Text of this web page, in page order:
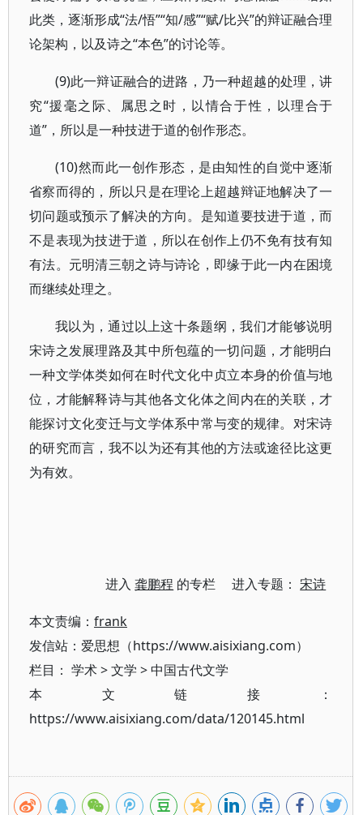
此类，逐渐形成“法/悟”“知/感”“赋/比兴”的辩证融合理
论架构，以及诗之“本色”的讨论等。
(9)此一辩证融合的进路，乃一种超越的处理，讲
究“援毫之际、属思之时，以情合于性，以理合于
道”，所以是一种技进于道的创作形态。
(10)然而此一创作形态，是由知性的自觉中逐渐
省察而得的，所以只是在理论上超越辩证地解决了一
切问题或预示了解决的方向。是知道要技进于道，而
不是表现为技进于道，所以在创作上仍不免有技有知
有法。元明清三朝之诗与诗论，即缘于此一内在困境
而继续处理之。
我以为，通过以上这十条题纲，我们才能够说明
宋诗之发展理路及其中所包蕴的一切问题，才能明白
一种文学体类如何在时代文化中贞立本身的价值与地
位，才能解释诗与其他各文化体之间内在的关联，才
能探讨文化变迁与文学体系中常与变的规律。对宋诗
的研究而言，我不以为还有其他的方法或途径比这更
为有效。
进入龚鹏程 的专栏 进入专题：宋诗
本文责编： frank
发信站：爱思想（https://www.aisixiang.com）
栏目： 学术>文学 >中国古代文学
本文链接：
https://www.aisixiang.com/data/120145.html